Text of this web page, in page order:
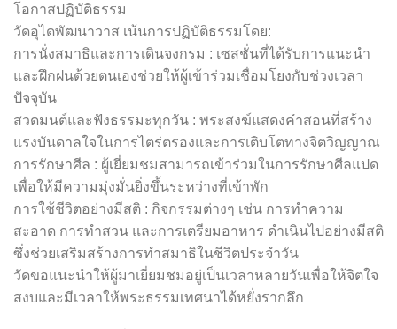
โอกาสปฏิบัติธรรม
วัดอุไดพัฒนาวาส เน้นการปฏิบัติธรรมโดย:
การนั่งสมาธิและการเดินจงกรม : เซสชั่นที่ได้รับการแนะนำ
และฝึกฝนด้วยตนเองช่วยให้ผู้เข้าร่วมเชื่อมโยงกับช่วงเวลา
ปัจจุบัน
สวดมนต์และฟังธรรมะทุกวัน : พระสงฆ์แสดงคำสอนที่สร้าง
แรงบันดาลใจในการไตร่ตรองและการเติบโตทางจิตวิญญาณ
การรักษาศีล : ผู้เยี่ยมชมสามารถเข้าร่วมในการรักษาศีลแปด
เพื่อให้มีความมุ่งมั่นยิ่งขึ้นระหว่างที่เข้าพัก
การใช้ชีวิตอย่างมีสติ : กิจกรรมต่างๆ เช่น การทำความ
สะอาด การทำสวน และการเตรียมอาหาร ดำเนินไปอย่างมีสติ
ซึ่งช่วยเสริมสร้างการทำสมาธิในชีวิตประจำวัน
วัดขอแนะนำให้ผู้มาเยี่ยมชมอยู่เป็นเวลาหลายวันเพื่อให้จิตใจ
สงบและมีเวลาให้พระธรรมเทศนาได้หยั่งรากลึก